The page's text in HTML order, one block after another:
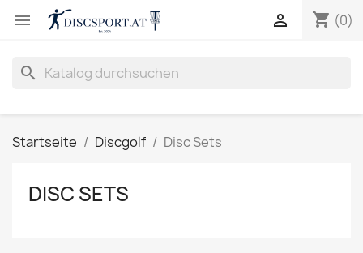
 shopping_cart (0)

search
Startseite Discgolf Disc Sets
DISC SETS